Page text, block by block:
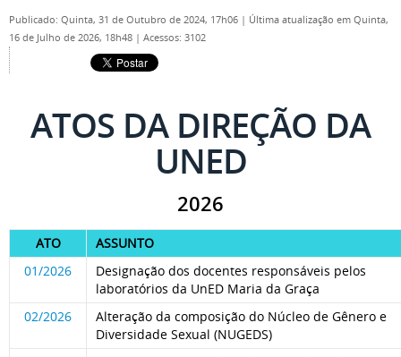
Publicado: Quinta, 31 de Outubro de 2024, 17h06 | Última atualização em Quinta,
16 de Julho de 2026, 18h48 | Acessos: 3102
ATOS DA DIREÇÃO DA
UNED
2026
ATO
ASSUNTO
01/2026
Designação dos docentes responsáveis pelos
laboratórios da UnED Maria da Graça
02/2026
Alteração da composição do Núcleo de Gênero e
Diversidade Sexual (NUGEDS)